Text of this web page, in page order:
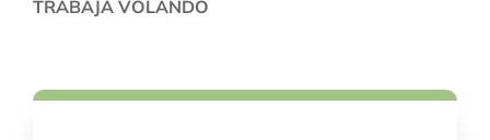
TRABAJA VOLANDO